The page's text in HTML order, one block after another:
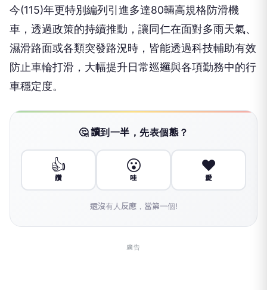
今(115)年更特別編列引進多達80輛高規格防滑機
車，透過政策的持續推動，讓同仁在面對多雨天氣、
濕滑路面或各類突發路況時，皆能透過科技輔助有效
防止車輪打滑，大幅提升日常巡邏與各項勤務中的行
車穩定度。
🤔 讀到一半，先表個態？
👍
讚
😮
哇
❤️
愛
還沒有人反應，當第一個!
廣告